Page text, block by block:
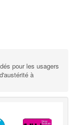
pour les usagers
à